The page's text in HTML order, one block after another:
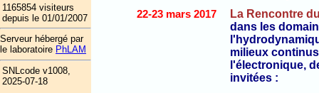
22-23 mars 2017
La Rencontre
dans les
milieux
l'électronique,
invitées :
1165854 visiteurs
depuis le 01/01/2007
Serveur hébergé par
le laboratoire PhLAM
SNLcode v1008,
2025-07-18